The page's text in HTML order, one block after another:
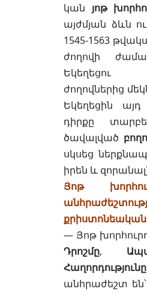
կան յոթ
այժմյան ձևն
1545-1563
ժողովի
Եկեղեցու
ժողովներից
Եկեղեցին
դիրքը
ծավալված
սկսեց
իրեն և
Յոթ
քրիստոնեական
— Յոթ
Դրոշմը,
Հաղորդությունը
անհրաժեշտ են՝